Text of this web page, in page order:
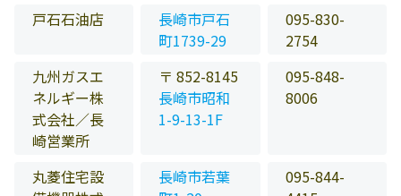
戸石石油店
長崎市戸石
町1739-29
095-830-
2754
九州ガスエ
ネルギー株
式会社／長
崎営業所
〒 852-8145
長崎市昭和
1-9-13-1F
095-848-
8006
丸菱住宅設
長崎市若葉
095-844-